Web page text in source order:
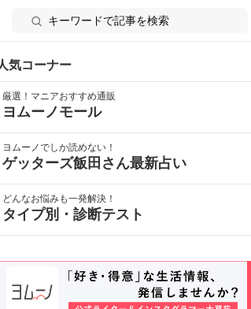
気コーナー
厳選！マニアおすすめ通販
ヨムーノモール
ヨムーノでしか読めない！
ゲッターズ飯田さん最新占い
どんなお悩みも一発解決！
タイプ別・診断テスト